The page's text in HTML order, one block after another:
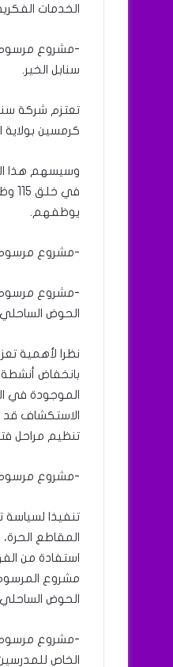
الخدمات
-مشروع مرسوم
سنابل الخير.
كرمسين بولاية
وسيسهم هذا
يوظفهم.
-مشروع مرسوم
الحوض الساحلي، الموقع بتاريخ 26 دجمبر 2022 بين
نظرا لأهمية
بانخفاض
الاستكشاف قد
تنظيم مراحل
-مشروع مرسوم
تنفيذا
المقاطع
استفادة من
الحوض الساحلي بمساحة
الخاص